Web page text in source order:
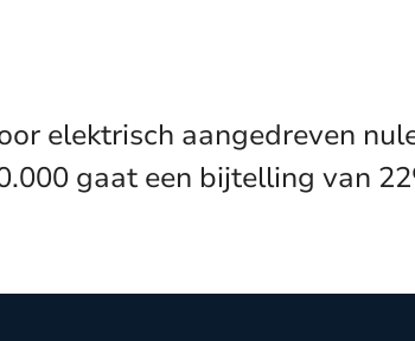
elektrisch aangedreven
gaat een bijtelling van